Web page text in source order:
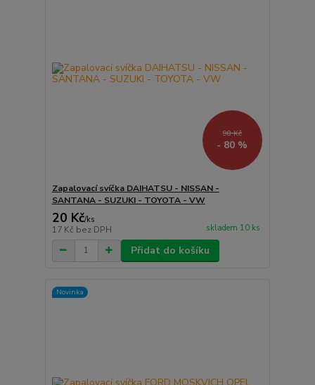
98 Kč
- 80 %
Zapalovací svíčka DAIHATSU - NISSAN -
SANTANA - SUZUKI - TOYOTA - VW
20 Kč/ks
17 Kč bez DPH skladem 10 ks
Přidat do košíku
Novinka